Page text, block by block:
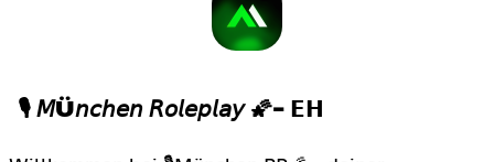
🎙 𝘔Ü𝘯𝘤𝘩𝘦𝘯 𝘙𝘰𝘭𝘦𝘱𝘭𝘢𝘺 🌠- 𝗘𝗛